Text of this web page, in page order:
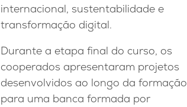
internacional, sustentabilidade e
transformação digital.
Durante a etapa final do curso, os
cooperados apresentaram projetos
desenvolvidos ao longo da formação
para uma banca formada por